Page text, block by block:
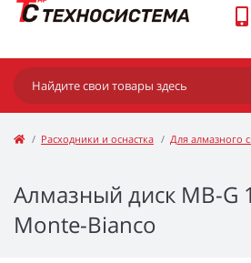
Расходники и оснастка Для алмазного
Алмазный диск МВ-G
Monte-Bianco